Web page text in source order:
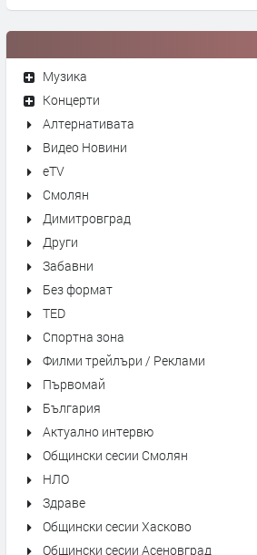
Музика
Концерти
Алтернативата
Видео Новини
eTV
Смолян
Димитровград
Други
Забавни
Без формат
TED
Спортна зона
Филми трейлъри / Реклами
Първомай
България
Актуално интервю
Общински сесии Смолян
НЛО
Здраве
Общински сесии Хасково
Общински сесии Асеновград